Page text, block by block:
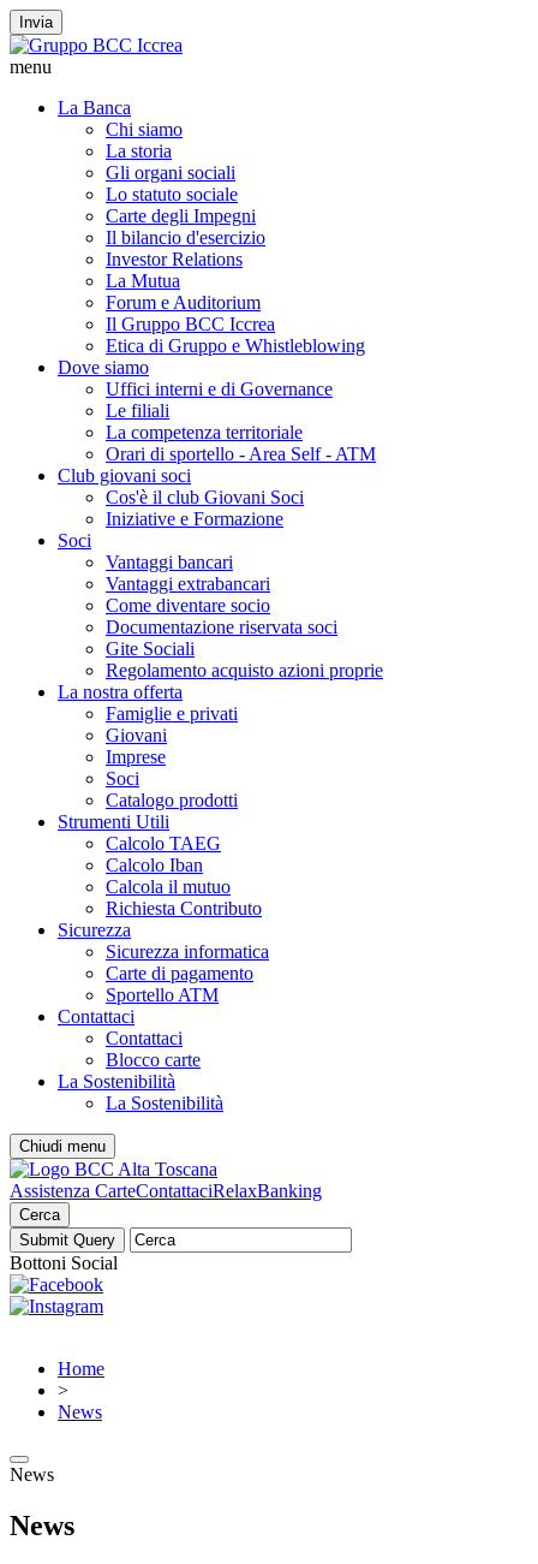
Invia
menu
La Banca
Chi siamo
La storia
Gli organi sociali
Lo statuto sociale
Carte degli Impegni
Il bilancio d'esercizio
Investor Relations
La Mutua
Forum e Auditorium
Il Gruppo BCC Iccrea
Etica di Gruppo e Whistleblowing
Dove siamo
Uffici interni e di Governance
Le filiali
La competenza territoriale
Orari di sportello - Area Self - ATM
Club giovani soci
Cos'è il club Giovani Soci
Iniziative e Formazione
Soci
Vantaggi bancari
Vantaggi extrabancari
Come diventare socio
Documentazione riservata soci
Gite Sociali
Regolamento acquisto azioni proprie
La nostra offerta
Famiglie e privati
Giovani
Imprese
Soci
Catalogo prodotti
Strumenti Utili
Calcolo TAEG
Calcolo Iban
Calcola il mutuo
Richiesta Contributo
Sicurezza
Sicurezza informatica
Carte di pagamento
Sportello ATM
Contattaci
Contattaci
Blocco carte
La Sostenibilità
La Sostenibilità
Chiudi menu
Assistenza CarteContattaciRelaxBanking
Cerca
Bottoni Social
Home
>
News
News
News